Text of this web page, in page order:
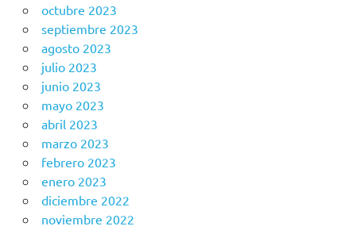
octubre 2023
septiembre 2023
agosto 2023
julio 2023
junio 2023
mayo 2023
abril 2023
marzo 2023
febrero 2023
enero 2023
diciembre 2022
noviembre 2022